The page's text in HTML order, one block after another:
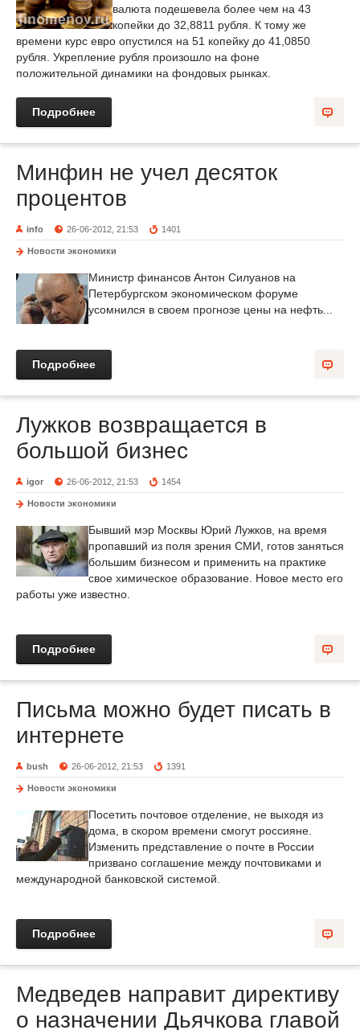
валюта подешевела более чем на 43
копейки до 32,8811 рубля. К тому же
времени курс евро опустился на 51 копейку до 41,0850
рубля. Укрепление рубля произошло на фоне
положительной динамики на фондовых рынках.
Подробнее
Минфин не учел десяток
процентов
info 26-06-2012, 21:53 1401
Новости экономики
Министр финансов Антон Силуанов на
Петербургском экономическом форуме
усомнился в своем прогнозе цены на нефть...
Подробнее
Лужков возвращается в
большой бизнес
igor 26-06-2012, 21:53 1454
Новости экономики
Бывший мэр Москвы Юрий Лужков, на время
пропавший из поля зрения СМИ, готов заняться
большим бизнесом и применить на практике
свое химическое образование. Новое место его
работы уже известно.
Подробнее
Письма можно будет писать в
интернете
bush 26-06-2012, 21:53 1391
Новости экономики
Посетить почтовое отделение, не выходя из
дома, в скором времени смогут россияне.
Изменить представление о почте в России
призвано соглашение между почтовиками и
международной банковской системой.
Подробнее
Медведев направит директиву
о назначении Дьячкова главой